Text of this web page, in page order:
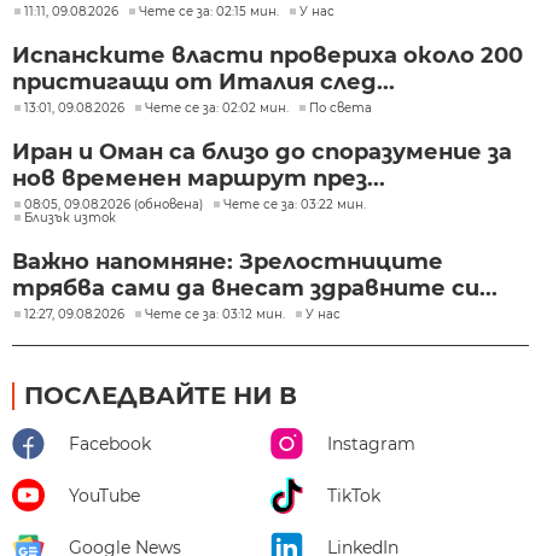
11:11, 09.08.2026 Чете се за: 02:15 мин. У нас
Испанските власти провериха около 200
пристигащи от Италия след...
13:01, 09.08.2026 Чете се за: 02:02 мин. По света
Иран и Оман са близо до споразумение за
нов временен маршрут през...
08:05, 09.08.2026 (обновена)
Чете се за: 03:22 мин.
Близък изток
Важно напомняне: Зрелостниците
трябва сами да внесат здравните си...
12:27, 09.08.2026 Чете се за: 03:12 мин. У нас
ПОСЛЕДВАЙТЕ НИ В
Facebook Instagram
YouTube TikTok
Google News LinkedIn